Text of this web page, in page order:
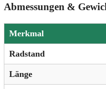
Abmessungen &
Merkmal
Radstand
Länge